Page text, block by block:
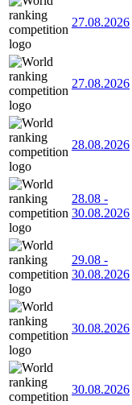
27.08.2026
27.08.2026
28.08.2026
28.08 -
30.08.2026
29.08 -
30.08.2026
30.08.2026
30.08.2026